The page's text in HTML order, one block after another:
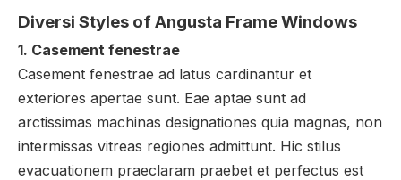
Diversi Styles of Angusta Frame Windows
1. Casement fenestrae
Casement fenestrae ad latus cardinantur et
exteriores apertae sunt. Eae aptae sunt ad
arctissimas machinas designationes quia magnas, non
intermissas vitreas regiones admittunt. Hic stilus
evacuationem praeclaram praebet et perfectus est